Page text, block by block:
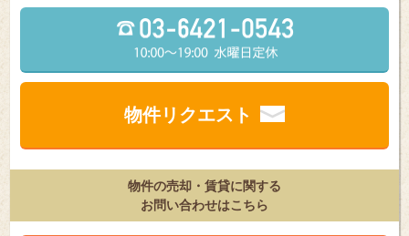
物件リクエスト
物件の売却・賃貸に関する
お問い合わせはこちら